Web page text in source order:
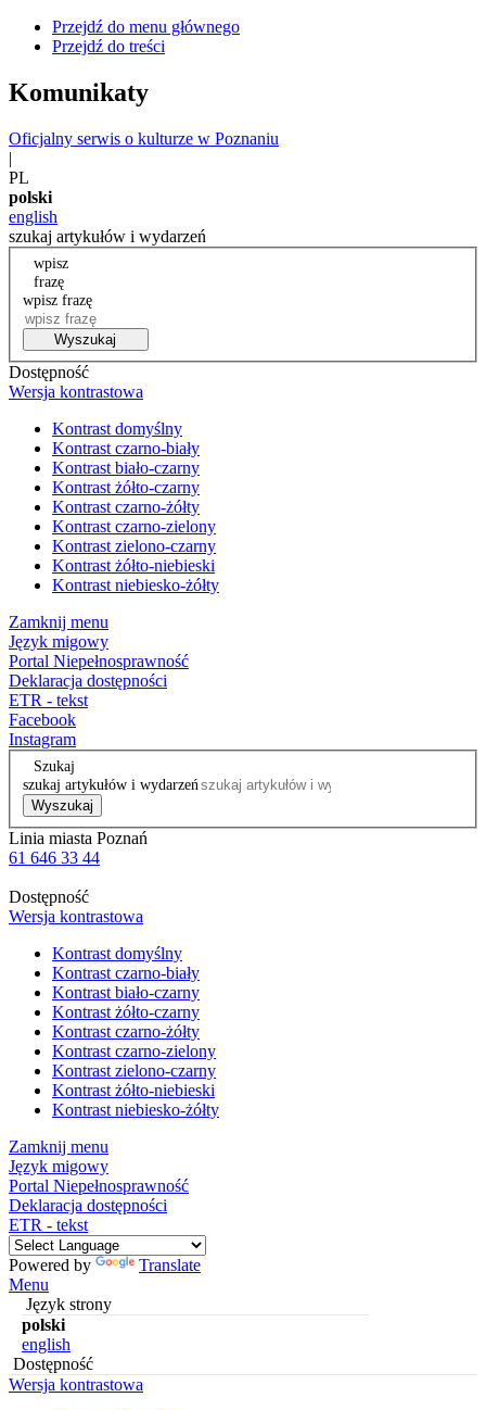
Przejdź do menu głównego
Przejdź do treści
Komunikaty
Oficjalny serwis o kulturze w Poznaniu
|
PL
polski
english
szukaj artykułów i wydarzeń
wpisz
frazę
wpisz frazę
Wyszukaj
Dostępność
Wersja kontrastowa
Kontrast domyślny
Kontrast czarno-biały
Kontrast biało-czarny
Kontrast żółto-czarny
Kontrast czarno-żółty
Kontrast czarno-zielony
Kontrast zielono-czarny
Kontrast żółto-niebieski
Kontrast niebiesko-żółty
Zamknij menu
Język migowy
Portal Niepełnosprawność
Deklaracja dostępności
ETR - tekst
Facebook
Instagram
Szukaj
szukaj artykułów i wydarzeń
Wyszukaj
Linia miasta Poznań
61 646 33 44
Dostępność
Wersja kontrastowa
Kontrast domyślny
Kontrast czarno-biały
Kontrast biało-czarny
Kontrast żółto-czarny
Kontrast czarno-żółty
Kontrast czarno-zielony
Kontrast zielono-czarny
Kontrast żółto-niebieski
Kontrast niebiesko-żółty
Zamknij menu
Język migowy
Portal Niepełnosprawność
Deklaracja dostępności
ETR - tekst
Powered by
Translate
Menu
Język strony
polski
english
Dostępność
Wersja kontrastowa